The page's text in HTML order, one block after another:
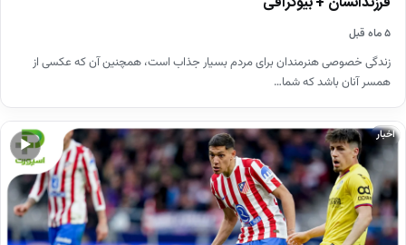
۵ ماه قبل
زندگی خصوصی هنرمندان برای مردم بسیار جذاب است، همچنین آن که عکسی از
همسر آنان باشد که شما…
▶
اخبار